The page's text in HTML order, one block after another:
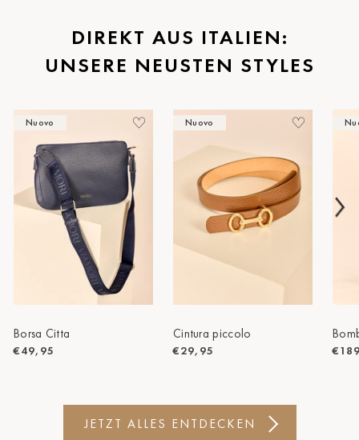
St.Pölten
Staufen
Timmendorf
Tulln
Tuttlingen
Wien Hietzing (13.Bez.)
Zwettl
DIREKT AUS ITALIEN:
UNSERE NEUSTEN STYLES
Nuovo
Borsa Citta
€49,95
Nuovo
Cintura piccolo
€29,95
JETZT ALLES ENTDECKEN